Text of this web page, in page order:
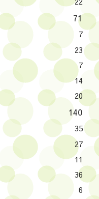
71
7
23
7
14
20
140
35
27
11
36
6